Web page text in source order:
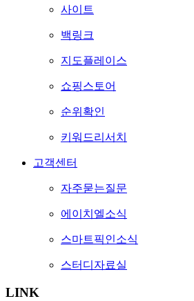
사이트
백링크
지도플레이스
쇼핑스토어
순위확인
키워드리서치
고객센터
자주묻는질문
에이치엘소식
스마트픽인소식
스터디자료실
LINK